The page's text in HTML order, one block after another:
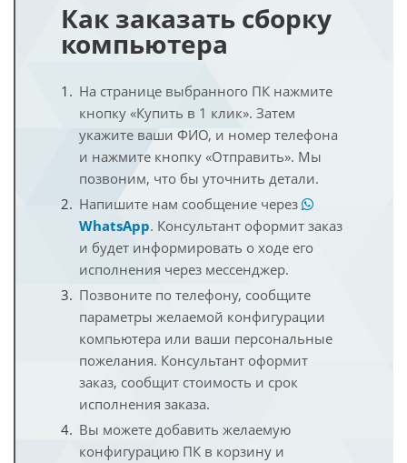
Как заказать сборку
компьютера
На странице выбранного ПК нажмите
кнопку «Купить в 1 клик». Затем
укажите ваши ФИО, и номер телефона
и нажмите кнопку «Отправить». Мы
позвоним, что бы уточнить детали.
Напишите нам сообщение через
WhatsApp. Консультант оформит заказ
и будет информировать о ходе его
исполнения через мессенджер.
Позвоните по телефону, сообщите
параметры желаемой конфигурации
компьютера или ваши персональные
пожелания. Консультант оформит
заказ, сообщит стоимость и срок
исполнения заказа.
Вы можете добавить желаемую
конфигурацию ПК в корзину и